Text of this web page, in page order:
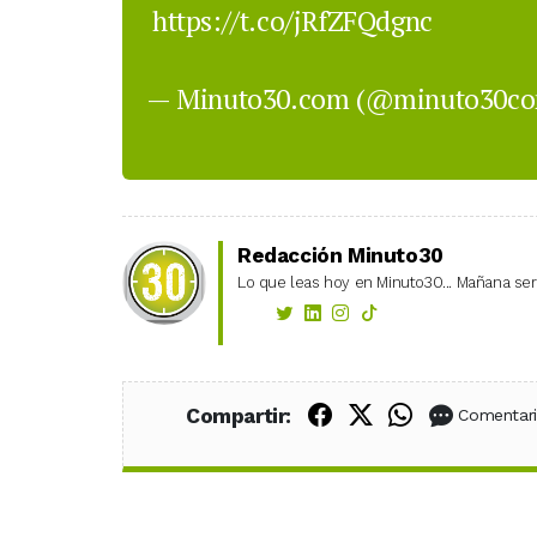
https://t.co/jRfZFQdgnc
— Minuto30.com
Redacción Minuto30
Lo que leas hoy en Minuto30... Mañana
Compartir: Compartir en
Compartir en
Compartir